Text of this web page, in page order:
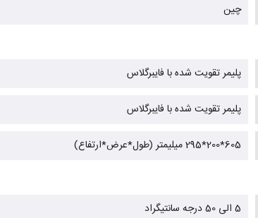
چین
پلیمر تقویت شده با فایبرگلاس
پلیمر تقویت شده با فایبرگلاس
605*200*295 میلیمتر (طول*عرض*ارتفاع)
5 الی 50 درجه سانتیگراد